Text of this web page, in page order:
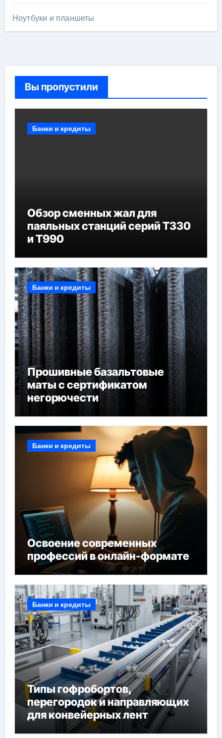
Ноутбуки и планшеты
Вы пропустили
Банки и кредиты
Обзор сменных жал для
паяльных станций серий T330
и T990
Банки и кредиты
Прошивные базальтовые
маты с сертификатом
негорючести
Банки и кредиты
Освоение современных
профессий в онлайн-формате
Банки и кредиты
Типы гофробортов,
перегородок и направляющих
для конвейерных лент